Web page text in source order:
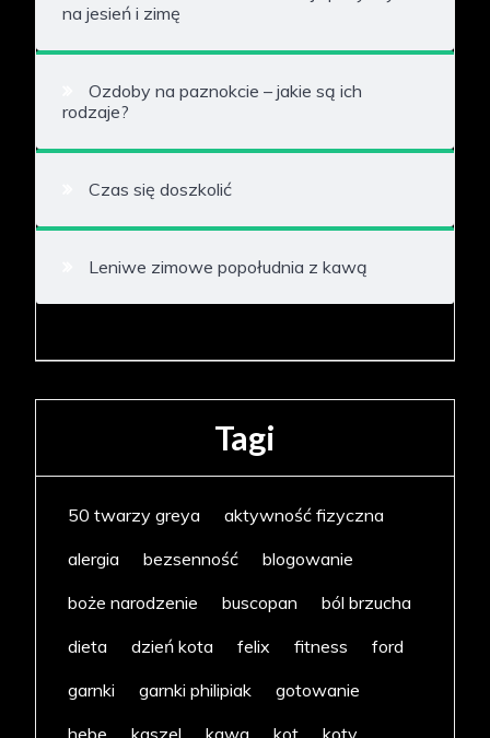
na jesień i zimę
Ozdoby na paznokcie – jakie są ich
rodzaje?
Czas się doszkolić
Leniwe zimowe popołudnia z kawą
Tagi
50 twarzy greya
aktywność fizyczna
alergia
bezsenność
blogowanie
boże narodzenie
buscopan
ból brzucha
dieta
dzień kota felix fitness
ford
garnki
garnki philipiak
gotowanie